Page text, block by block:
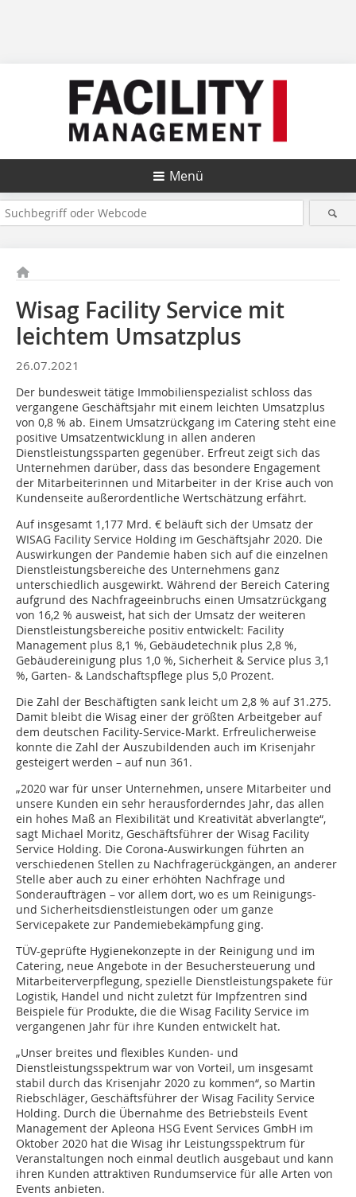
Menü
Wisag Facility Service mit
leichtem Umsatzplus
26.07.2021
Der bundesweit tätige Immobilienspezialist schloss das
vergangene Geschäftsjahr mit einem leichten Umsatzplus
von 0,8 % ab. Einem Umsatzrückgang im Catering steht eine
positive Umsatzentwicklung in allen anderen
Dienstleistungssparten gegenüber. Erfreut zeigt sich das
Unternehmen darüber, dass das besondere Engagement
der Mitarbeiterinnen und Mitarbeiter in der Krise auch von
Kundenseite außerordentliche Wertschätzung erfährt.
Auf insgesamt 1,177 Mrd. € beläuft sich der Umsatz der
WISAG Facility Service Holding im Geschäftsjahr 2020. Die
Auswirkungen der Pandemie haben sich auf die einzelnen
Dienstleistungsbereiche des Unternehmens ganz
unterschiedlich ausgewirkt. Während der Bereich Catering
aufgrund des Nachfrageeinbruchs einen Umsatzrückgang
von 16,2 % ausweist, hat sich der Umsatz der weiteren
Dienstleistungsbereiche positiv entwickelt: Facility
Management plus 8,1 %, Gebäudetechnik plus 2,8 %,
Gebäudereinigung plus 1,0 %, Sicherheit & Service plus 3,1
%, Garten- & Landschaftspflege plus 5,0 Prozent.
Die Zahl der Beschäftigten sank leicht um 2,8 % auf 31.275.
Damit bleibt die Wisag einer der größten Arbeitgeber auf
dem deutschen Facility-Service-Markt. Erfreulicherweise
konnte die Zahl der Auszubildenden auch im Krisenjahr
gesteigert werden – auf nun 361.
„2020 war für unser Unternehmen, unsere Mitarbeiter und
unsere Kunden ein sehr herausforderndes Jahr, das allen
ein hohes Maß an Flexibilität und Kreativität abverlangte“,
sagt Michael Moritz, Geschäftsführer der Wisag Facility
Service Holding. Die Corona-Auswirkungen führten an
verschiedenen Stellen zu Nachfragerückgängen, an anderer
Stelle aber auch zu einer erhöhten Nachfrage und
Sonderaufträgen – vor allem dort, wo es um Reinigungs-
und Sicherheitsdienstleistungen oder um ganze
Servicepakete zur Pandemiebekämpfung ging.
TÜV-geprüfte Hygienekonzepte in der Reinigung und im
Catering, neue Angebote in der Besuchersteuerung und
Mitarbeiterverpflegung, spezielle Dienstleistungspakete für
Logistik, Handel und nicht zuletzt für Impfzentren sind
Beispiele für Produkte, die die Wisag Facility Service im
vergangenen Jahr für ihre Kunden entwickelt hat.
„Unser breites und flexibles Kunden- und
Dienstleistungsspektrum war von Vorteil, um insgesamt
stabil durch das Krisenjahr 2020 zu kommen“, so Martin
Riebschläger, Geschäftsführer der Wisag Facility Service
Holding. Durch die Übernahme des Betriebsteils Event
Management der Apleona HSG Event Services GmbH im
Oktober 2020 hat die Wisag ihr Leistungsspektrum für
Veranstaltungen noch einmal deutlich ausgebaut und kann
ihren Kunden attraktiven Rundumservice für alle Arten von
Events anbieten.